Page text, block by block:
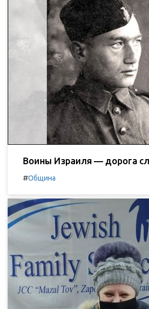
Воины Израиля — дорога
#Община